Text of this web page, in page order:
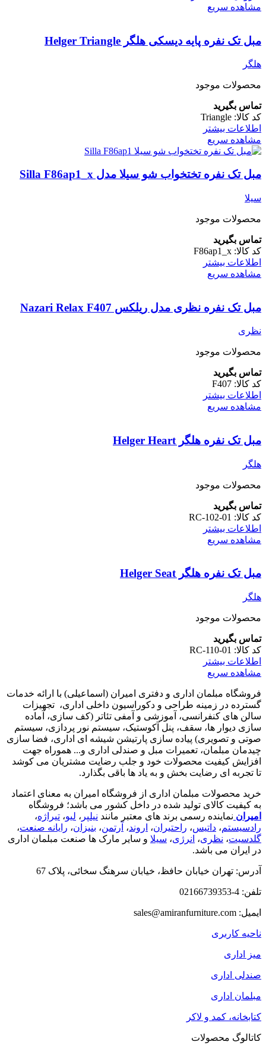
مشاهده سریع
مبل تک نفره پایه دیسکی هلگر Helger Triangle
هلگر
محصولات موجود
تماس بگیرید
کد کالا: Triangle
اطلاعات بیشتر
مشاهده سریع
مبل تک نفره تختخواب شو سیلا مدل Silla F86ap1_x
سیلا
محصولات موجود
تماس بگیرید
کد کالا: F86ap1_x
اطلاعات بیشتر
مشاهده سریع
مبل تک نفره نظری مدل ریلکس Nazari Relax F407
نظری
محصولات موجود
تماس بگیرید
کد کالا: F407
اطلاعات بیشتر
مشاهده سریع
مبل تک نفره هلگر Helger Heart
هلگر
محصولات موجود
تماس بگیرید
کد کالا: RC-102-01
اطلاعات بیشتر
مشاهده سریع
مبل تک نفره هلگر Helger Seat
هلگر
محصولات موجود
تماس بگیرید
کد کالا: RC-110-01
اطلاعات بیشتر
مشاهده سریع
فروشگاه مبلمان اداری و دفتری امیران (اسماعیلی) با ارائه خدمات
گسترده در زمینه طراحی و دکوراسیون داخلی اداری‌، تجهیزات
سالن های کنفرانسی، آموزشی و آمفی تئاتر (کف سازی، آماده
سازی دیوار ها، سقف، پنل آکوستیک، سیستم نور پردازی، سیستم
صوتی و تصویری) پیاده سازی پارتیشن شیشه ای اداری، فضا سازی
چیدمان مبلمان، تعمیرات مبل و صندلی اداری و... هموراه جهت
افزایش کیفیت محصولات خود و جلب رضایت مشتریان می کوشد
تا تجربه ای رضایت بخش و به یاد ها باقی بگذارد.
خرید محصولات مبلمان اداری از فروشگاه امیران به معنای اعتماد
به کیفیت کالای تولید شده در داخل کشور می باشد؛ فروشگاه
امیران نماینده رسمی برند های معتبر مانند نیلپر ، لیو، تیراژه،
رادسیستم، داتیس، راحتیران، اروند، آرتمن، بنیزان، رایانه صنعت،
گلدسیت، نظری، انرژی، سیلا و سایر مارک ها صنعت مبلمان اداری
در ایران می باشد.
آدرس: تهران خیابان حافظ، خیابان سرهنگ سخائی، پلاک 67
تلفن: 4-02166739353
ایمیل: sales@amiranfurniture.com
ناحیه کاربری
میز اداری
صندلی اداری
مبلمان اداری
کتابخانه، کمد و لاکر
کاتالوگ محصولات